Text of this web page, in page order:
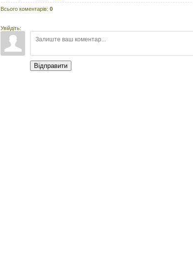
Всього коментарів: 0
Увійдіть:
Відправити